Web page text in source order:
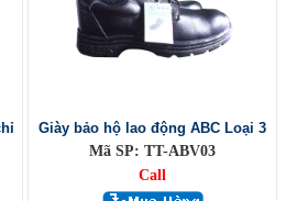
Giày bảo hộ lao động ABC Loại 3
Mã SP: TT-ABV03
Call